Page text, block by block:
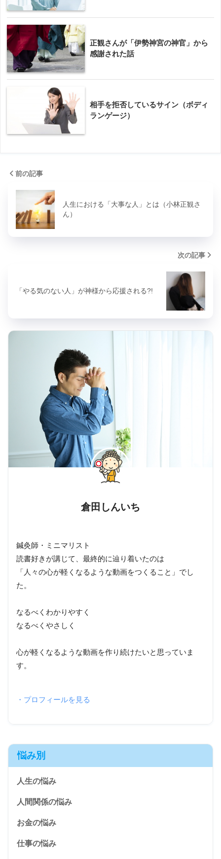
正観さんが「伊勢神宮の神官」から
感謝された話
相手を拒否しているサイン（ボディ
ランゲージ）
前の記事
人生における「大事な人」とは（小林正観さ
ん）
次の記事
「やる気のない人」が神様から応援される?!
倉田しんいち
鍼灸師・ミニマリスト
読書好きが講じて、最終的に辿り着いたのは
「人々の心が軽くなるような動画をつくること」でし
た。
なるべくわかりやすく
なるべくやさしく
心が軽くなるような動画を作り続けたいと思っていま
す。
・プロフィールを見る
悩み別
人生の悩み
人間関係の悩み
お金の悩み
仕事の悩み